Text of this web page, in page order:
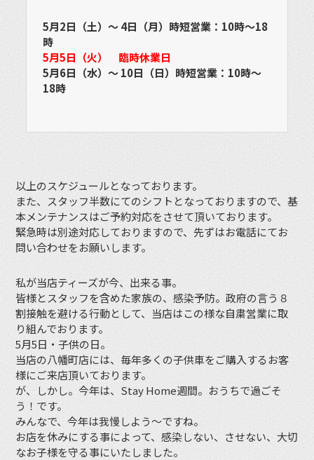
5月2日（土）〜 4日（月）時短営業：10時〜18
時
5月5日（火） 臨時休業日
5月6日（水）〜 10日（日）時短営業：10時〜
18時
以上のスケジュールとなっております。
また、スタッフ半数にてのシフトとなっておりますので、基
本メンテナンスはご予約対応をさせて頂いております。
緊急時は別途対応しておりますので、先ずはお電話にてお
問い合わせをお願いします。
私が当店ティーズが今、出来る事。
皆様とスタッフを含めた家族の、感染予防。政府の言う８
割接触を避ける行動として、当店はこの様な自粛営業に取
り組んでおります。
5月5日・子供の日。
当店の八幡町店には、毎年多くの子供車をご購入するお客
様にご来店頂いております。
が、しかし。今年は、Stay Home週間。おうちで過ごそ
う！です。
みんなで、今年は我慢しよう〜ですね。
お店を休みにする事によって、感染しない、させない、大切
なお子様を守る事にいたしました。